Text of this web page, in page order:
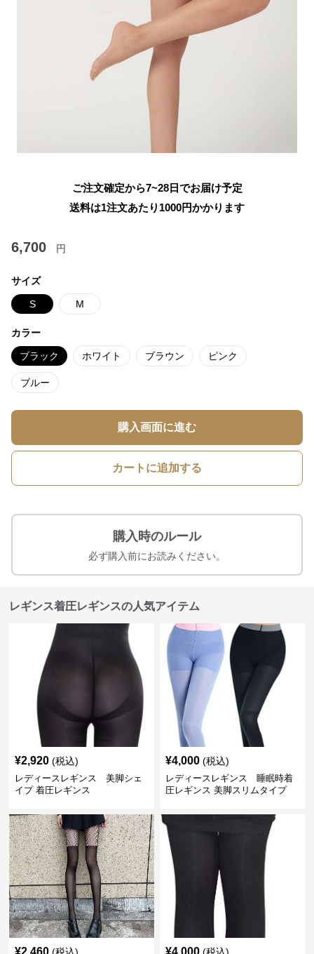
ご注文確定から7~28日でお届け予定
送料は1注文あたり 1000円かかります
6,700 円
サイズ
S M
カラー
ブラック ホワイト ブラウン ピンク
ブルー
購入画面に進む
カートに追加する
購入時のルール
必ず購入前にお読みください。
レギンス着圧レギンスの人気アイテム
¥2,920 (税込)
レディースレギンス 美脚シェ
イプ 着圧レギンス
¥4,000 (税込)
レディースレギンス 睡眠時着
圧レギンス 美脚スリムタイプ
¥2,460 ¥4,000